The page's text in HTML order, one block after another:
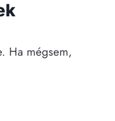
Ha mégsem,